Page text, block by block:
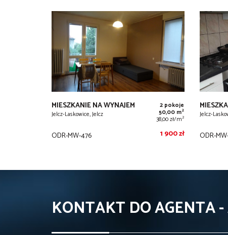
MIESZKANIE NA WYNAJEM
Jelcz-Laskowice, Jelcz
2 pokoje
50,00 m2
38,00 zł/m2
ODR-MW-476 1 900 zł
Jelcz-
ODR-
KONTAKT DO AGENTA